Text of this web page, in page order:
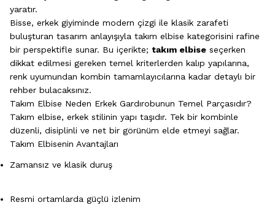
yaratır.
Bisse, erkek giyiminde modern çizgi ile klasik zarafeti
buluşturan tasarım anlayışıyla takım elbise kategorisini rafine
bir perspektifle sunar. Bu içerikte; takım elbise seçerken
dikkat edilmesi gereken temel kriterlerden kalıp yapılarına,
renk uyumundan kombin tamamlayıcılarına kadar detaylı bir
rehber bulacaksınız.
Takım Elbise Neden Erkek Gardırobunun Temel Parçasıdır?
Takım elbise, erkek stilinin yapı taşıdır. Tek bir kombinle
düzenli, disiplinli ve net bir görünüm elde etmeyi sağlar.
Takım Elbisenin Avantajları
Zamansız ve klasik duruş
Resmi ortamlarda güçlü izlenim